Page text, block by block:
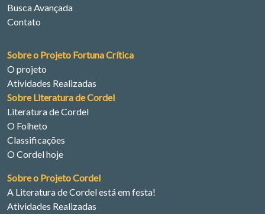
Busca Avançada
Contato
Sobre o Projeto Fortuna Crítica
O projeto
Atividades Realizadas
Sobre Literatura de Cordel
Literatura de Cordel
O Folheto
Classificações
O Cordel hoje
Sobre o Projeto Cordel
A Literatura de Cordel está em festa!
Atividades Realizadas